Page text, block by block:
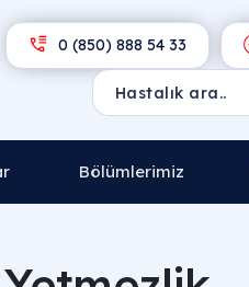
0 (850) 888 54 33
Bölümlerimiz